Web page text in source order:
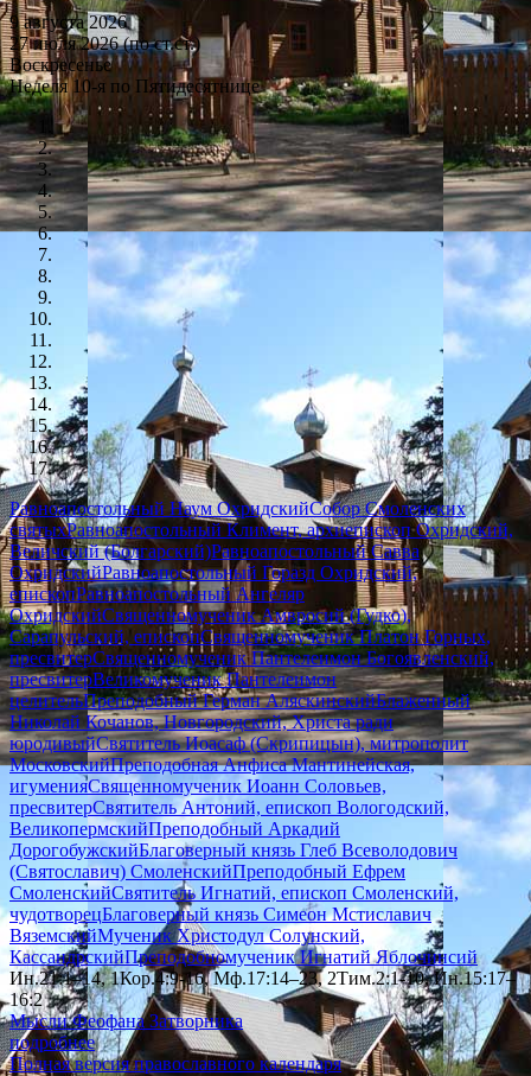
9 августа 2026
27 июля 2026 (по ст.ст.)
Воскресенье
Неделя 10-я по Пятидесятнице
Равноапостольный Наум ОхридскийСобор Смоленских
святыхРавноапостольный Климент, архиепископ Охридский,
Величский (Болгарский)Равноапостольный Савва
ОхридскийРавноапостольный Горазд Охридский,
епископРавноапостольный Ангеляр
ОхридскийСвященномученик Амвросий (Гудко),
Сарапульский, епископСвященномученик Платон Горных,
пресвитерСвященномученик Пантелеимон Богоявленский,
пресвитерВеликомученик Пантелеимон
целительПреподобный Герман АляскинскийБлаженный
Николай Кочанов, Новгородский, Христа ради
юродивыйСвятитель Иоасаф (Скрипицын), митрополит
МосковскийПреподобная Анфиса Мантинейская,
игуменияСвященномученик Иоанн Соловьев,
пресвитерСвятитель Антоний, епископ Вологодский,
ВеликопермскийПреподобный Аркадий
ДорогобужскийБлаговерный князь Глеб Всеволодович
(Святославич) СмоленскийПреподобный Ефрем
СмоленскийСвятитель Игнатий, епископ Смоленский,
чудотворецБлаговерный князь Симеон Мстиславич
ВяземскийМученик Христодул Солунский,
КассандрскийПреподобномученик Игнатий Яблочинсий
Ин.21:1–14, 1Кор.4:9-16, Мф.17:14–23, 2Тим.2:1-10, Ин.15:17–
16:2
Мысли Феофана Затворника
подробнее
Полная версия православного календаря